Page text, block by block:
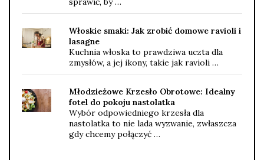
Włoskie smaki: Jak zrobić domowe ravioli i
lasagne
Kuchnia włoska to prawdziwa uczta dla
zmysłów, a jej ikony, takie jak ravioli …
Młodzieżowe Krzesło Obrotowe: Idealny
fotel do pokoju nastolatka
Wybór odpowiedniego krzesła dla
nastolatka to nie lada wyzwanie, zwłaszcza
gdy chcemy połączyć …